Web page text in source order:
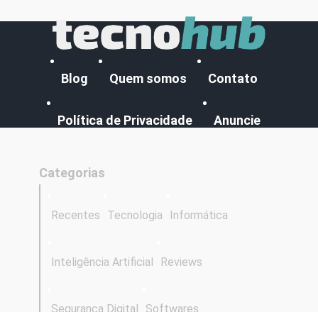
Blog Quem somos Contato
Política de Privacidade Anuncie
Categorias
Recentes Tecnologia Informática
Inteligência Artificial Reviews
Segurança Digital Softwares